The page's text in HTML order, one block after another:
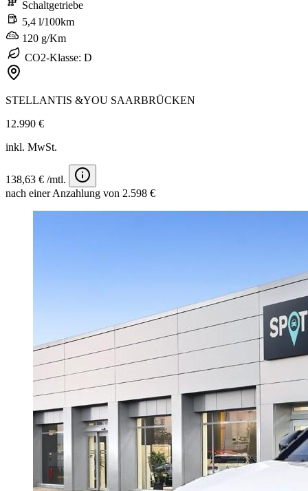
Schaltgetriebe
5,4 l/100km
120 g/Km
CO2-Klasse: D
STELLANTIS &YOU SAARBRÜCKEN
12.990 €
inkl. MwSt.
138,63 € /mtl.
nach einer Anzahlung von 2.598 €